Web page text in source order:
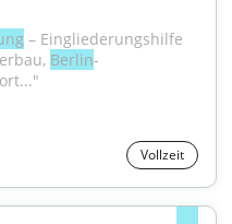
– Eingliederungshilfe
Berlin-
Vollzeit